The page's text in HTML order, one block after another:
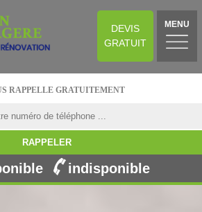
DEVIS
GRATUIT
MENU
RAPPELLE GRATUITEMENT
indisponible